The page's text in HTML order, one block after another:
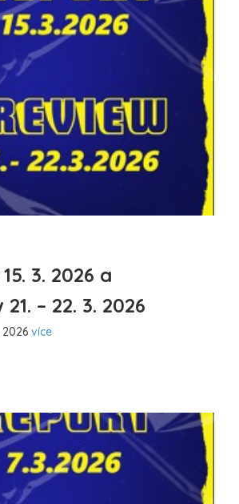
5:3 pro Benešov nad domácími
další vítězství v 1. koši.více
3. 2026 a
– 22. 3. 2026
více